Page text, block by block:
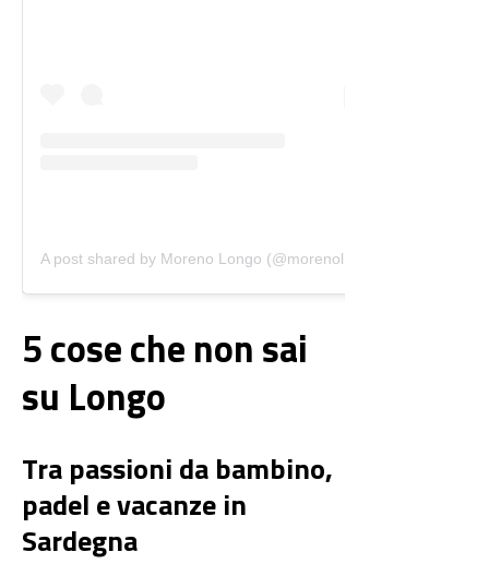
5 cose che non sai
su Longo
Tra passioni da bambino,
padel e vacanze in
Sardegna